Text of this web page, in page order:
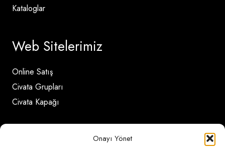
Onayı Yönet
Kataloglar
Web Sitelerimiz
Online Satış
Civata Grupları
Civata Kapağı
İletişim Detayları